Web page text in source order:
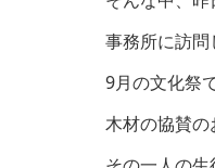
事務所に訪問
9月の文化祭
木材の協賛の